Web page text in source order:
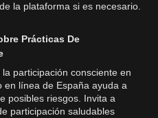
la plataforma si es necesario.
Prácticas De
participación consciente en
en línea de España ayuda a
posibles riesgos. Invita a
participación saludables